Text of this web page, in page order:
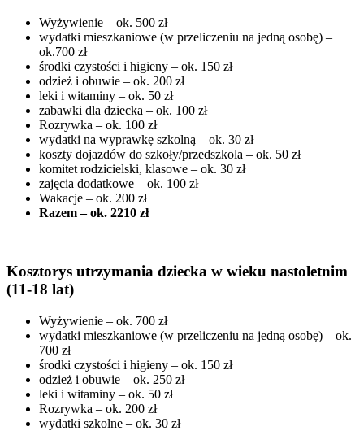
Wyżywienie – ok. 500 zł
wydatki mieszkaniowe (w przeliczeniu na jedną osobę) –
ok.700 zł
środki czystości i higieny – ok. 150 zł
odzież i obuwie – ok. 200 zł
leki i witaminy – ok. 50 zł
zabawki dla dziecka – ok. 100 zł
Rozrywka – ok. 100 zł
wydatki na wyprawkę szkolną – ok. 30 zł
koszty dojazdów do szkoły/przedszkola – ok. 50 zł
komitet rodzicielski, klasowe – ok. 30 zł
zajęcia dodatkowe – ok. 100 zł
Wakacje – ok. 200 zł
Razem – ok. 2210 zł
Kosztorys utrzymania dziecka w wieku nastoletnim
(11-18 lat)
Wyżywienie – ok. 700 zł
wydatki mieszkaniowe (w przeliczeniu na jedną osobę) – ok.
700 zł
środki czystości i higieny – ok. 150 zł
odzież i obuwie – ok. 250 zł
leki i witaminy – ok. 50 zł
Rozrywka – ok. 200 zł
wydatki szkolne – ok. 30 zł